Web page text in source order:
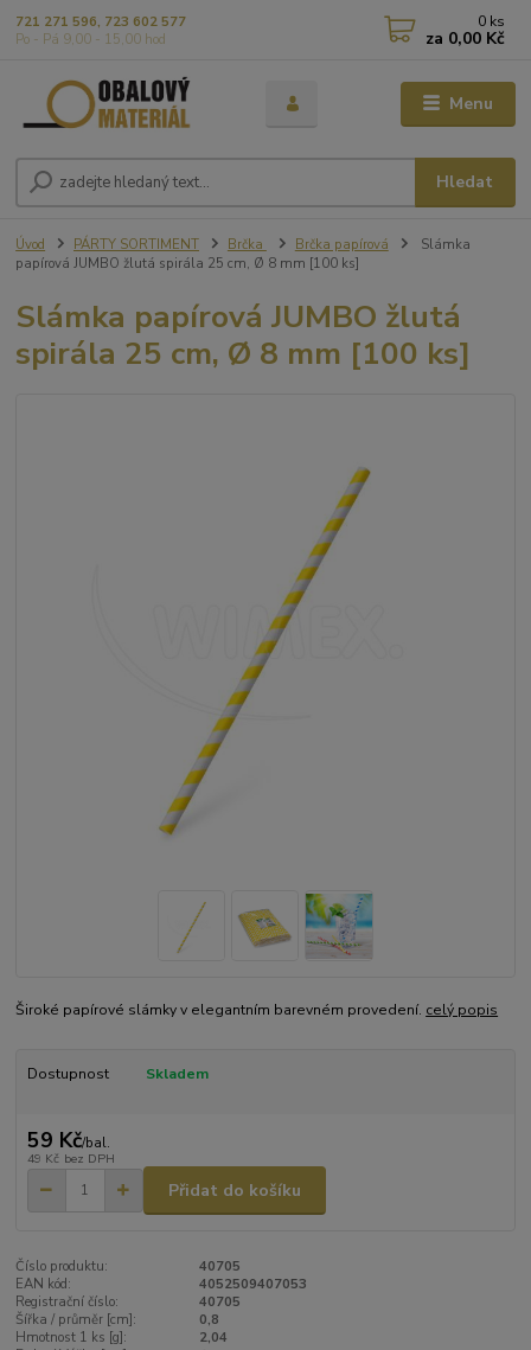
Menu
Hledat
721 271 596, 723 602 577
Po - Pá 9,00 - 15,00 hod
0 ks
za 0,00 Kč
Úvod PÁRTY SORTIMENT Brčka Brčka papírová
Slámka
papírová JUMBO žlutá spirála 25 cm, Ø 8 mm [100 ks]
Slámka papírová JUMBO žlutá
spirála 25 cm, Ø 8 mm [100 ks]
Široké papírové slámky v elegantním barevném provedení. celý popis
Dostupnost Skladem
59 Kč/bal.
49 Kč bez DPH
Přidat do košíku
Číslo produktu:
40705
EAN kód:
4052509407053
Registrační číslo:
40705
Šířka / průměr [cm]:
0,8
Hmotnost 1 ks [g]:
2,04